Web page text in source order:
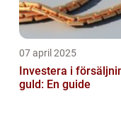
07 april 2025
Investera i
guld: En guide